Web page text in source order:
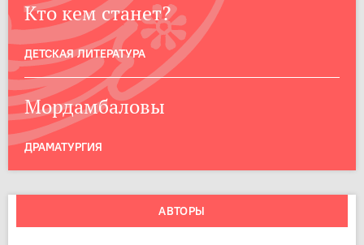
Кто кем станет?
ДЕТСКАЯ ЛИТЕРАТУРА
Мордамбаловы
ДРАМАТУРГИЯ
АВТОРЫ